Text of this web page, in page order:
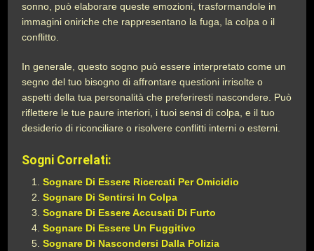
sonno, può elaborare queste emozioni, trasformandole in
immagini oniriche che rappresentano la fuga, la colpa o il
conflitto.
In generale, questo sogno può essere interpretato come un
segno del tuo bisogno di affrontare questioni irrisolte o
aspetti della tua personalità che preferiresti nascondere. Può
riflettere le tue paure interiori, i tuoi sensi di colpa, e il tuo
desiderio di riconciliare o risolvere conflitti interni o esterni.
Sogni Correlati:
Sognare Di Essere Ricercati Per Omicidio
Sognare Di Sentirsi In Colpa
Sognare Di Essere Accusati Di Furto
Sognare Di Essere Un Fuggitivo
Sognare Di Nascondersi Dalla Polizia